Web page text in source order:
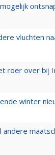
vluchten
roer over bij
winter
andere